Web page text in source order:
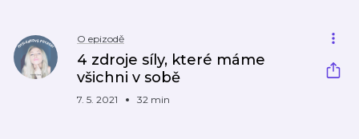
O epizodě
4 zdroje síly, které máme
všichni v sobě
7. 5. 2021 32 min